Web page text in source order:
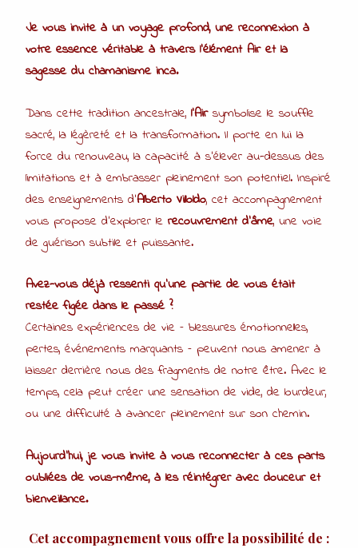
Je vous invite à un voyage profond, une reconnexion à
votre essence véritable à travers l’élément Air et la
sagesse du chamanisme inca.
Dans cette tradition ancestrale,l’Airsymbolise le souffle
sacré, la légèreté et la transformation. Il porte en lui la
force du renouveau, la capacité à s’élever au-dessus des
limitations et à embrasser pleinement son potentiel. Inspiré
des enseignements d’Alberto Villoldo, cet accompagnement
vous propose d’explorer lerecouvrement d’âme, une voie
de guérison subtile et puissante.
Avez-vous déjà ressenti qu’une partie de vous était
restée figée dans le passé ?
Certaines expériences de vie – blessures émotionnelles,
pertes, événements marquants – peuvent nous amener à
laisser derrière nous des fragments de notre être. Avec le
temps, cela peut créer une sensation de vide, de lourdeur,
ou une difficulté à avancer pleinement sur son chemin.
Aujourd’hui, je vous invite à vous reconnecter à ces parts
oubliées de vous-même, à les réintégrer avec douceur et
bienveillance.
Cet accompagnement vous offre la possibilité de :